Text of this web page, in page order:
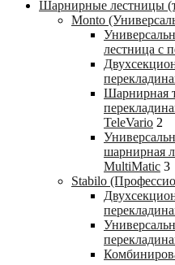
Шарнирные лестницы
Monto
лестница с
Шарнирная
TeleVario 2
шарнирная
MultiMatic 3
Stabilo